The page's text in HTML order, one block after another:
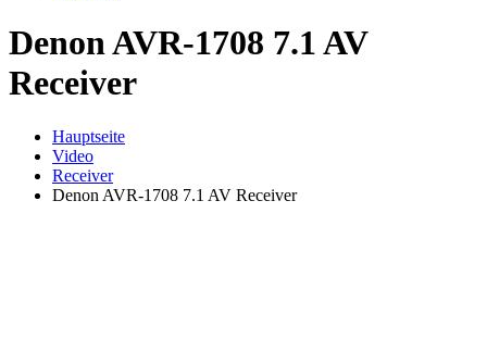
Denon AVR-1708 7.1 AV
Receiver
Hauptseite
Video
Receiver
Denon AVR-1708 7.1 AV Receiver